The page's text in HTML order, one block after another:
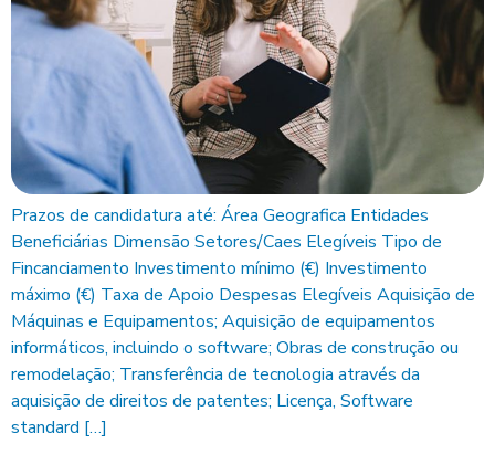
Prazos de candidatura até: Área Geografica Entidades
Beneficiárias Dimensão Setores/Caes Elegíveis Tipo de
Fincanciamento Investimento mínimo (€) Investimento
máximo (€) Taxa de Apoio Despesas Elegíveis Aquisição de
Máquinas e Equipamentos; Aquisição de equipamentos
informáticos, incluindo o software; Obras de construção ou
remodelação; Transferência de tecnologia através da
aquisição de direitos de patentes; Licença, Software
standard […]